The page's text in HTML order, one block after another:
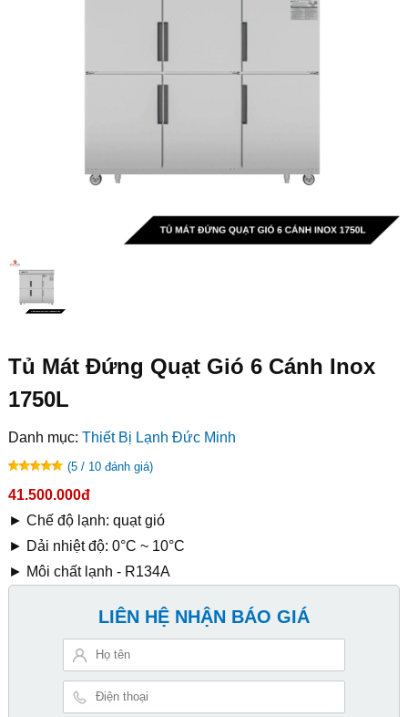
Tủ Mát Đứng Quạt Gió 6 Cánh Inox
1750L
Danh mục: Thiết Bị Lạnh Đức Minh
(5 / 10 đánh giá)
41.500.000đ
► Chế độ lạnh: quạt gió
► Dải nhiệt độ: 0°C ~ 10°C
► Môi chất lạnh - R134A
LIÊN HỆ NHẬN BÁO GIÁ